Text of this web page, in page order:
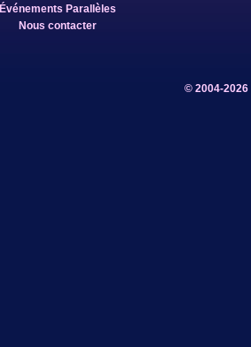
Événements Parallèles
Nous contacter
© 2004-2026